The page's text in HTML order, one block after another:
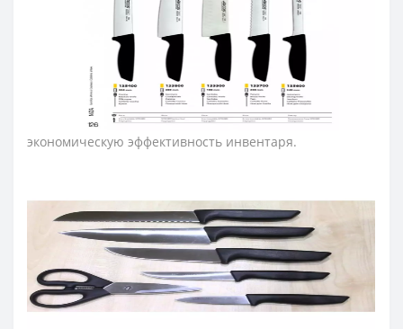
Лезвие ножа кухонного изготовили из эксклюзивной
нержавеющей стали NITRUM, которая имеет
сверхвысокую режущую способность, повышенную
твердость и коррозиестойкость. В результате лезвие
кухонного ножа долго не тупится, не ржавеет, поэтому
изделие имеет долгий срок службы, обеспечивая
экономическую эффективность инвентаря.
интенсивного использования благодаря эргономичной
форме с утолщением посредине. Комфортный захват
рукоятки не перегружает кисть руки в течение
длительной работы. Рукоятка из антискользящего
полипропилена устойчива к кислотам, хлору, влиянию
моющих средств и высоких температур.